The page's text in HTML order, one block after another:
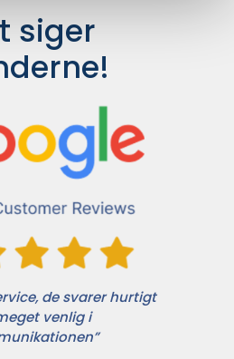
siger
de svarer hurtigt
venlig i